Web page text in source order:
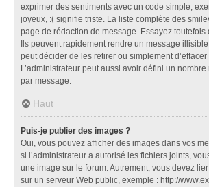
exprimer des sentiments avec un code simple,
joyeux, :( signifie triste. La liste complète des
page de rédaction de message. Essayez toutefois
Ils peuvent rapidement rendre un message
peut décider de les retirer ou simplement
L’administrateur peut aussi avoir défini un
par message.
Haut
Puis-je publier des images ?
Oui, vous pouvez afficher des images dans vos
si l’administrateur a autorisé les fichiers joints,
une image sur le forum. Autrement, vous devez
sur un serveur Web public, exemple : http://